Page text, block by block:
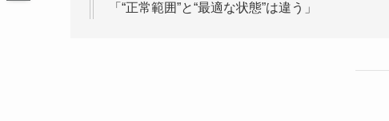
「“正常範囲”と“最適な状態”は違う」